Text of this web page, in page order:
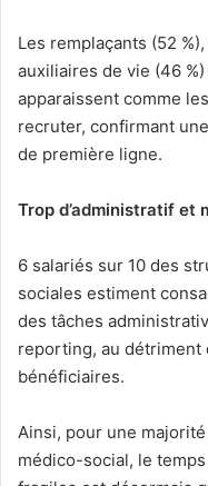
Les remplaçants (52
auxiliaires de vie (46
apparaissent comme
recruter, confirmant
de première ligne.
Trop d’administratif et
6 salariés sur 10 des
sociales estiment
des tâches
reporting, au détriment
bénéficiaires.
Ainsi, pour une
médico-social, le